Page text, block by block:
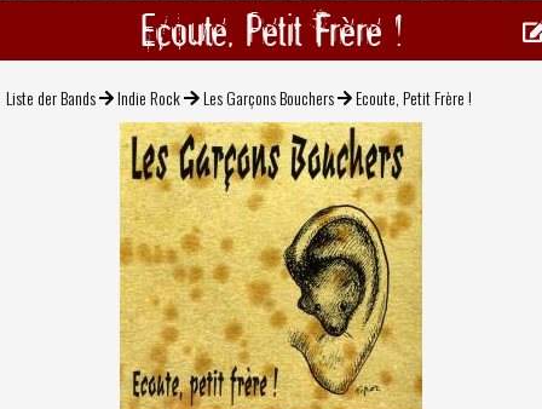
Ecoute, Petit Frère !
Liste der Bands Indie Rock Les Garçons Bouchers Ecoute, Petit Frère !